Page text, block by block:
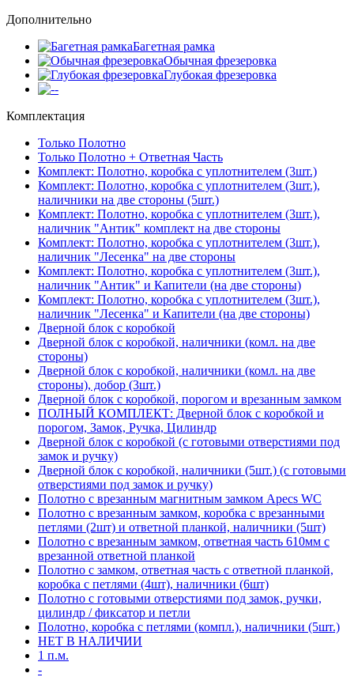
Дополнительно
Багетная рамка
Обычная фрезеровка
Глубокая фрезеровка
-
Комплектация
Только Полотно
Только Полотно + Ответная Часть
Комплект: Полотно, коробка с уплотнителем (3шт.)
Комплект: Полотно, коробка с уплотнителем (3шт.),
наличники на две стороны (5шт.)
Комплект: Полотно, коробка с уплотнителем (3шт.),
наличник "Антик" комплект на две стороны
Комплект: Полотно, коробка с уплотнителем (3шт.),
наличник "Лесенка" на две стороны
Комплект: Полотно, коробка с уплотнителем (3шт.),
наличник "Антик" и Капители (на две стороны)
Комплект: Полотно, коробка с уплотнителем (3шт.),
наличник "Лесенка" и Капители (на две стороны)
Дверной блок с коробкой
Дверной блок с коробкой, наличники (комл. на две
стороны)
Дверной блок с коробкой, наличники (комл. на две
стороны), добор (3шт.)
Дверной блок с коробкой, порогом и врезанным замком
ПОЛНЫЙ КОМПЛЕКТ: Дверной блок с коробкой и
порогом, Замок, Ручка, Цилиндр
Дверной блок с коробкой (с готовыми отверстиями под
замок и ручку)
Дверной блок с коробкой, наличники (5шт.) (с готовыми
отверстиями под замок и ручку)
Полотно с врезанным магнитным замком Apecs WC
Полотно с врезанным замком, коробка с врезанными
петлями (2шт) и ответной планкой, наличники (5шт)
Полотно с врезанным замком, ответная часть 610мм с
врезанной ответной планкой
Полотно с замком, ответная часть с ответной планкой,
коробка с петлями (4шт), наличники (6шт)
Полотно с готовыми отверстиями под замок, ручки,
цилиндр / фиксатор и петли
Полотно, коробка с петлями (компл.), наличники (5шт.)
НЕТ В НАЛИЧИИ
1 п.м.
-